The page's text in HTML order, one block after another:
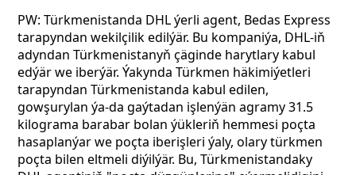
PW: Türkmenistanda DHL ýerli agent, Bedas Express
tarapyndan wekilçilik edilýär. Bu kompaniýa, DHL-iň
adyndan Türkmenistanyň çäginde harytlary kabul
edýär we iberýär. Ýakynda Türkmen häkimiýetleri
tarapyndan Türkmenistanda kabul edilen,
gowşurylan ýa-da gaýtadan işlenýän agramy 31.5
kilograma barabar bolan ýükleriň hemmesi poçta
hasaplanýar we poçta iberişleri ýaly, olary türkmen
poçta bilen eltmeli diýilýär. Bu, Türkmenistandaky